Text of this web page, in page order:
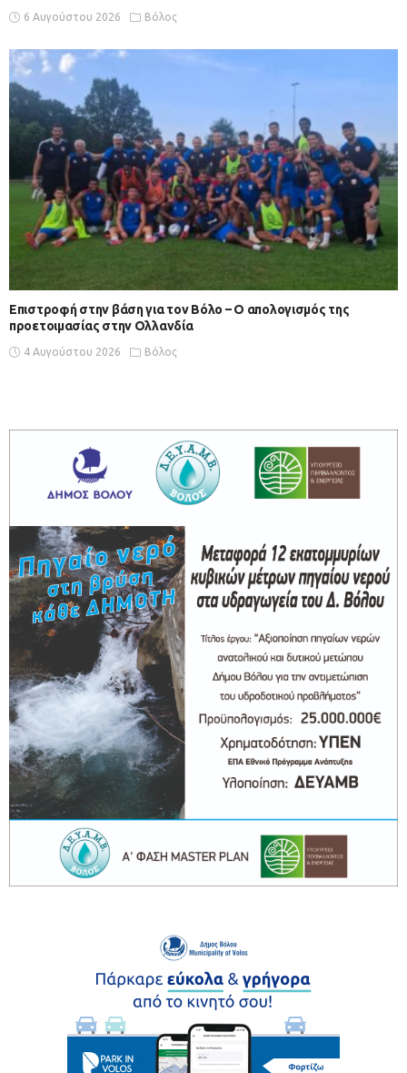
6 Αυγούστου 2026 Βόλος
Επιστροφή στην βάση για τον Βόλο – Ο απολογισμός της
προετοιμασίας στην Ολλανδία
4 Αυγούστου 2026 Βόλος